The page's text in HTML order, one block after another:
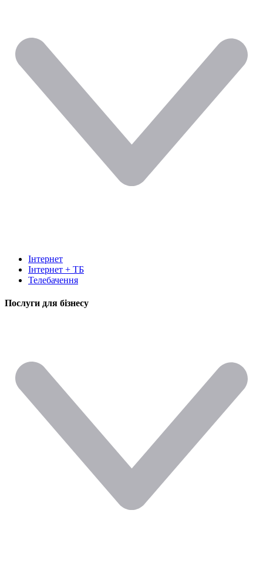
Інтернет
Інтернет + ТБ
Телебачення
Послуги для бізнесу